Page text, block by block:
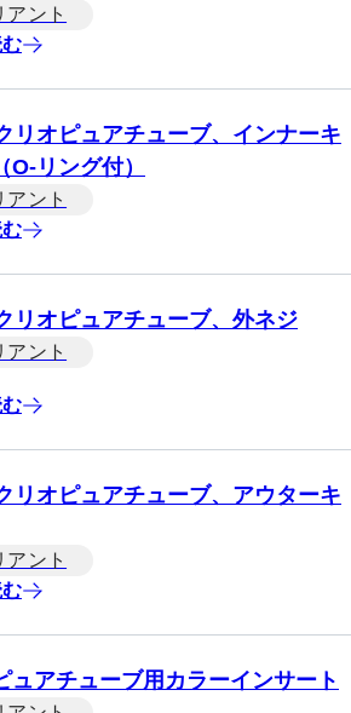
アント
む
リオピュアチューブ、インナーキ
O-リング付）
アント
む
リオピュアチューブ、外ネジ
アント
む
リオピュアチューブ、アウターキ
アント
む
ュアチューブ用カラーインサート